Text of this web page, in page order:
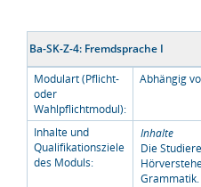
Ba-SK-Z-4: Fremdsprache I
Modulart (Pflicht-
oder
Wahlpflichtmodul):
Abhängig
Inhalte und
Qualifikationsziele
des Moduls:
Inhalte
Die
Grammatik.